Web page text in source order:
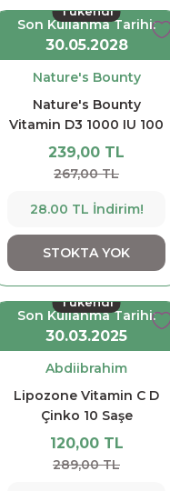
Tükendi
Son Kullanma Tarihi:
30.05.2028
Nature's Bounty
Nature's Bounty
Vitamin D3 1000 IU 100
Softgel
239,00 TL
267,00 TL
28.00 TL İndirim!
STOKTA YOK
Tükendi
Son Kullanma Tarihi:
30.03.2025
Abdiibrahim
Lipozone Vitamin C D
Çinko 10 Saşe
120,00 TL
289,00 TL